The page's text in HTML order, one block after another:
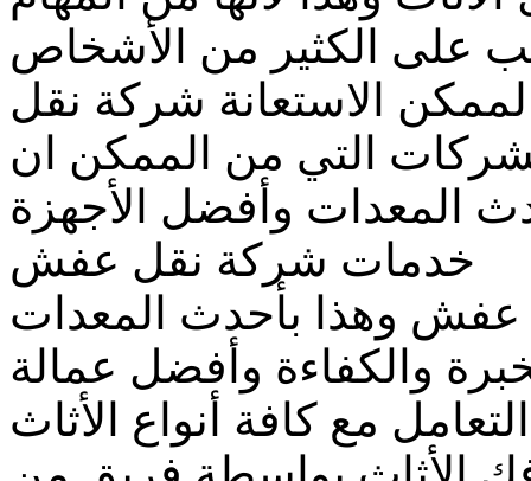
على الكثير من الأشخاص
الاستعانة شركة نقل
التي من الممكن ان
المعدات وأفضل الأجهزة
خدمات شركة نقل عفش
وهذا بأحدث المعدات
والكفاءة وأفضل عمالة
مع كافة أنواع الأثاث